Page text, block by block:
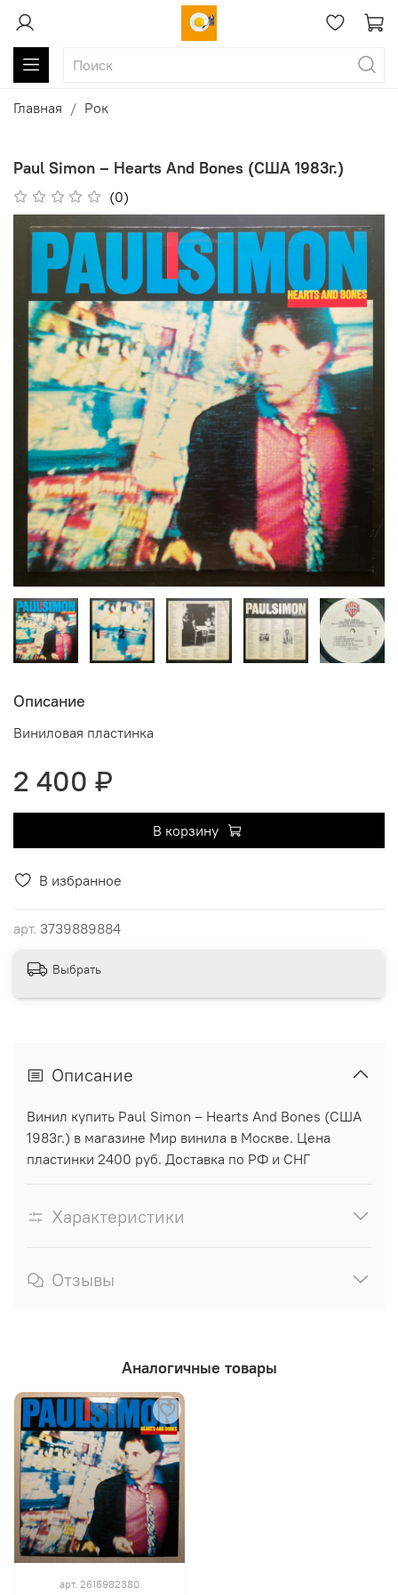
Главная Рок
Paul Simon ‎– Hearts And Bones (США 1983г.)
(0)
В избранное
арт. 3739889884
Описание
Виниловая пластинка
2 400 ₽
В корзину
Выбрать
Описание
Винил купить Paul Simon ‎– Hearts And Bones (США
1983г.) в магазине Мир винила в Москве. Цена
пластинки 2400 руб. Доставка по РФ и СНГ
Характеристики
Отзывы
Аналогичные товары
арт. 2616982380